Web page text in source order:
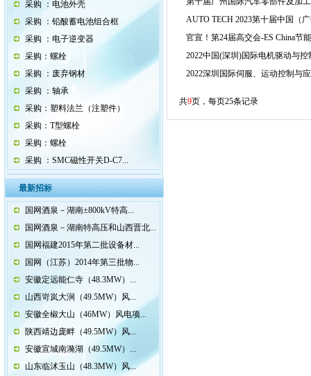
采购 ：电池外壳
采购 ：铅酸蓄电池组合框
采购 ：电子逆变器
采购：螺栓
采购 ：废弃钢材
采购 ：轴承
采购：塑料法兰（注塑件）
采购：T型螺栓
采购：螺栓
采购 ：SMC磁性开关D-C7...
最新招标
国网酒泉－湖南±800kV特高...
国网酒泉－湖南特高压和山西晋北...
国网福建2015年第二批设备材...
国网（江苏）2014年第三批物...
安徽定远能仁寺（48.3MW）...
山西岢岚大涧（49.5MW）风...
安徽全椒大山（46MW）风电项...
陕西靖边庞畔（49.5MW）风...
安徽宣城南漪湖（49.5MW）...
山东临沭玉山（48.3MW）风...
AUTO TECH 2023第十届中国（
官宣！第24届高交会-ES China节
2022中国(深圳)国际电机驱动与
2022深圳国际伺服、运动控制与
共9页，每页25条记录